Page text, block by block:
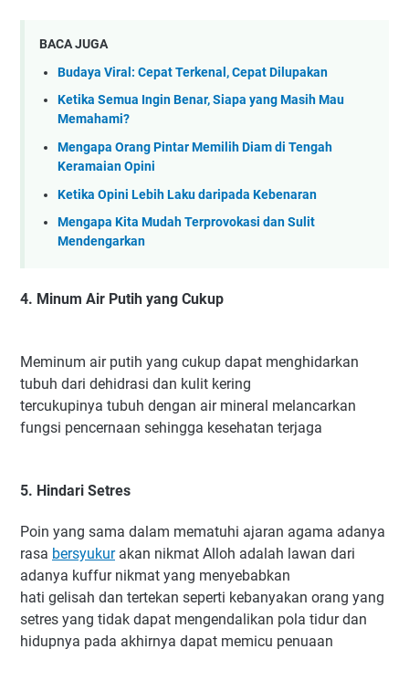
BACA JUGA
Budaya Viral: Cepat Terkenal, Cepat Dilupakan
Ketika Semua Ingin Benar, Siapa yang Masih Mau
Memahami?
Mengapa Orang Pintar Memilih Diam di Tengah
Keramaian Opini
Ketika Opini Lebih Laku daripada Kebenaran
Mengapa Kita Mudah Terprovokasi dan Sulit
Mendengarkan
4. Minum Air Putih yang Cukup
Meminum air putih yang cukup dapat menghidarkan
tubuh dari dehidrasi dan kulit kering
tercukupinya tubuh dengan air mineral melancarkan
fungsi pencernaan sehingga kesehatan terjaga
5. Hindari Setres
Poin yang sama dalam mematuhi ajaran agama adanya
rasa bersyukurakan nikmat Alloh adalah lawan dari
adanya kuffur nikmat yang menyebabkan
hati gelisah dan tertekan seperti kebanyakan orang yang
setres yang tidak dapat mengendalikan pola tidur dan
hidupnya pada akhirnya dapat memicu penuaan